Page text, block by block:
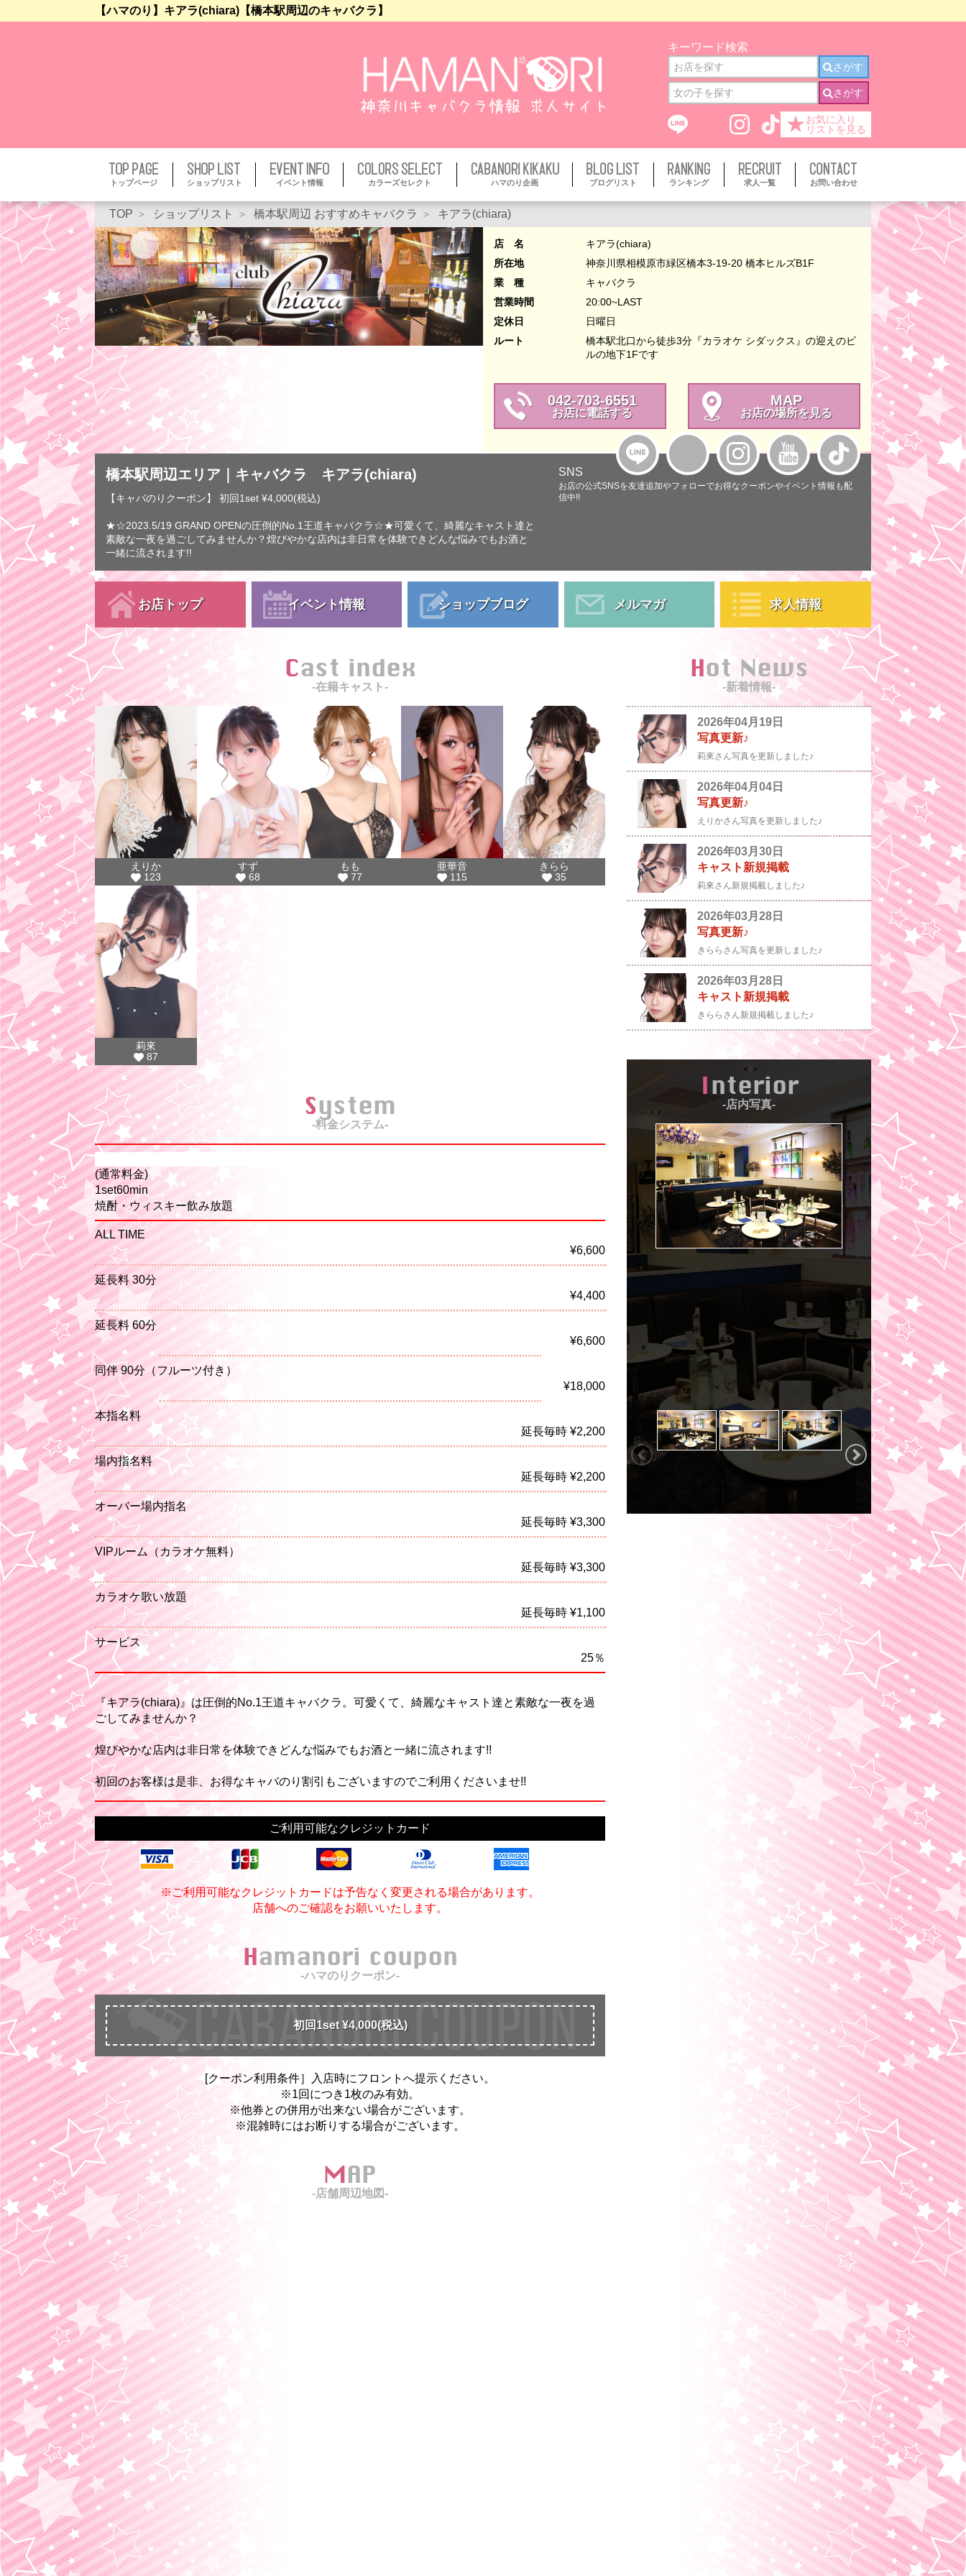
【ハマのり】キアラ(chiara)【橋本駅周辺のキャバクラ】
キーワード検索
さがす
さがす
★お気に入り
リストを見る
トップページ ショップリスト イベント情報 カラーズセレクト ハマのり企画 ブログリスト ランキング 求人一覧 お問い合わせ
TOP ショップリスト 橋本駅周辺 おすすめキャバクラ キアラ(chiara)
店 名
キアラ(chiara)
所在地
神奈川県相模原市緑区橋本3-19-20 橋本ヒルズB1F
業 種
キャバクラ
営業時間
20:00~LAST
定休日
日曜日
ルート
橋本駅北口から徒歩3分『カラオケ シダックス』の迎えのビ
ルの地下1Fです
042-703-6551
お店に電話する
MAP
お店の場所を見る
橋本駅周辺エリア｜キャバクラ キアラ(chiara)
【キャバのりクーポン】 初回1set ¥4,000(税込)
★☆2023.5/19 GRAND OPENの圧倒的No.1王道キャバクラ☆★可愛くて、綺麗なキャスト達と
素敵な一夜を過ごしてみませんか？煌びやかな店内は非日常を体験できどんな悩みでもお酒と
一緒に流されます!!
SNS
お店の公式SNSを友達追加やフォローでお得なクーポンやイベント情報も配
信中!!
お店トップ イベント情報 ショップブログ メルマガ 求人情報
Cast index
-在籍キャスト-
えりか
123
すず
68
もも
77
亜華音
115
きらら
35
莉來
87
System
-料金システム-
(通常料金)
1set60min
焼酎・ウィスキー飲み放題
ALL TIME
¥6,600
延長料 30分
¥4,400
延長料 60分
¥6,600
同伴 90分（フルーツ付き）
¥18,000
本指名料
延長毎時 ¥2,200
場内指名料
延長毎時 ¥2,200
オーバー場内指名
延長毎時 ¥3,300
VIPルーム（カラオケ無料）
延長毎時 ¥3,300
カラオケ歌い放題
延長毎時 ¥1,100
サービス
25％
『キアラ(chiara)』は圧倒的No.1王道キャバクラ。可愛くて、綺麗なキャスト達と素敵な一夜を過
ごしてみませんか？
煌びやかな店内は非日常を体験できどんな悩みでもお酒と一緒に流されます!!
初回のお客様は是非、お得なキャバのり割引もございますのでご利用くださいませ!!
ご利用可能なクレジットカード
※ご利用可能なクレジットカードは予告なく変更される場合があります。
店舗へのご確認をお願いいたします。
Hamanori coupon
-ハマのりクーポン-
初回1set ¥4,000(税込)
[クーポン利用条件］入店時にフロントへ提示ください。
※1回につき1枚のみ有効。
※他券との併用が出来ない場合がございます。
※混雑時にはお断りする場合がございます。
MAP
-店舗周辺地図-
Hot News
-新着情報-
2026年04月19日
写真更新♪
莉來さん写真を更新しました♪
2026年04月04日
写真更新♪
えりかさん写真を更新しました♪
2026年03月30日
キャスト新規掲載
莉來さん新規掲載しました♪
2026年03月28日
写真更新♪
きららさん写真を更新しました♪
2026年03月28日
キャスト新規掲載
きららさん新規掲載しました♪
Interior
-店内写真-